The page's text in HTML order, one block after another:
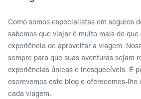
Como somos especialistas em seguros
sabemos que viajar é muito mais do
experiência de aproveitar a viagem.
sempre para que suas aventuras sejam
experiências únicas e inesquecíveis. É
escrevemos este blog e oferecemos-lhe
cada viagem.